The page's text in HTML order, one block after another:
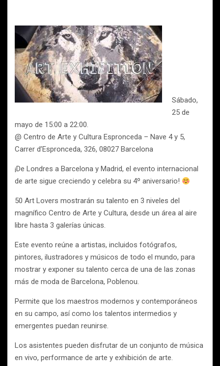
Sábado,
25 de
mayo de 15:00 a 22:00.
@ Centro de Arte y Cultura Espronceda – Nave 4 y 5,
Carrer d’Espronceda, 326, 08027 Barcelona
¡De Londres a Barcelona y Madrid, el evento internacional
de arte sigue creciendo y celebra su 4º aniversario!
50 Art Lovers mostrarán su talento en 3 niveles del
magnífico Centro de Arte y Cultura, desde un área al aire
libre hasta 3 galerías únicas.
Este evento reúne a artistas, incluidos fotógrafos,
pintores, ilustradores y músicos de todo el mundo, para
mostrar y exponer su talento cerca de una de las zonas
más de moda de Barcelona, ​​Poblenou.
Permite que los maestros modernos y contemporáneos
en su campo, así como los talentos intermedios y
emergentes puedan reunirse.
Los asistentes pueden disfrutar de un conjunto de música
en vivo, performance de arte y exhibición de arte.